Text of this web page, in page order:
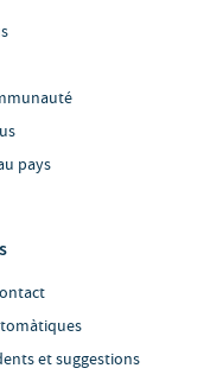
pays
et suggestions